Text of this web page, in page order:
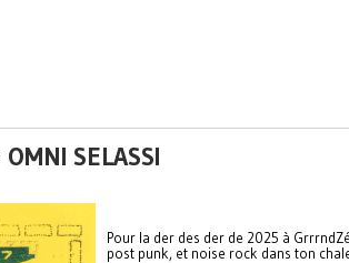
SELASSI
Pour la der des der de 2025 à
post punk, et noise rock dans ton